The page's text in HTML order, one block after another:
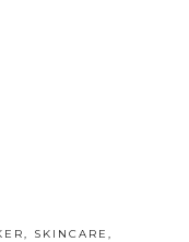
, SKINCARE ,